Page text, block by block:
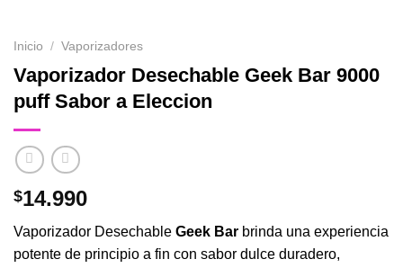
Inicio / Vaporizadores
Vaporizador Desechable Geek Bar 9000
puff Sabor a Eleccion
$14.990
Vaporizador Desechable Geek Bar brinda una experiencia
potente de principio a fin con sabor dulce duradero,